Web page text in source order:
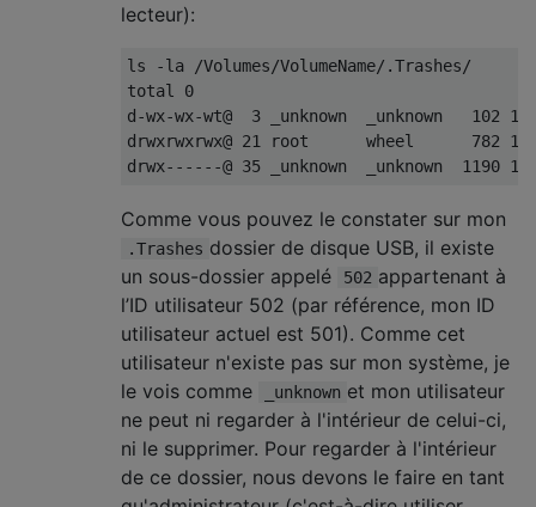
lecteur):
ls -la /Volumes/VolumeName/.Trashes/
total 0
d-wx-wx-wt@  3 _unknown  _unknown   102
drwxrwxrwx@ 21 root      wheel      782
Comme vous pouvez le constater sur mon
.Trashes dossier de disque USB, il existe
un sous-dossier appelé
502 appartenant à
l’ID utilisateur 502 (par référence, mon ID
utilisateur actuel est 501). Comme cet
utilisateur n'existe pas sur mon système, je
le vois comme
_unknown et mon utilisateur
ne peut ni regarder à l'intérieur de celui-ci,
ni le supprimer. Pour regarder à l'intérieur
de ce dossier, nous devons le faire en tant